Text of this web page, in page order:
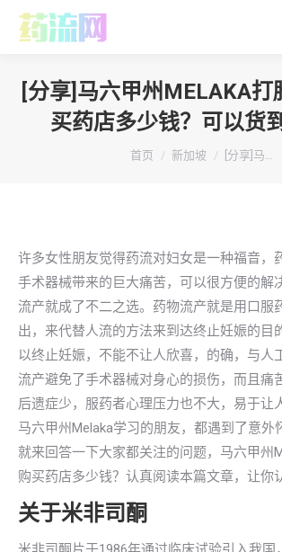
[分享]马六甲州MELAKA打
买药店多少钱？可以货
你在这里：
首页 新加坡 [分享]马…
许多女性朋友觉得药流对妇女是一种福音，
手术器械带来的巨大痛苦，可以很方便的解
流产就成了不二之选。药物流产就是用口服
出，来代替人流的方法来到达终止妊娠的目
以终止妊娠，不能不让人欣喜，的确，与人
流产避免了手术器械对身心的损伤，而且痛
后遗症少，服药者心理压力也不大，易于让
马六甲州Melaka学习的朋友，都遇到了意外
就来回答一下大家都关注的问题，马六甲州
购买药店多少钱？认真阅读本篇文章，让你
关于米非司酮